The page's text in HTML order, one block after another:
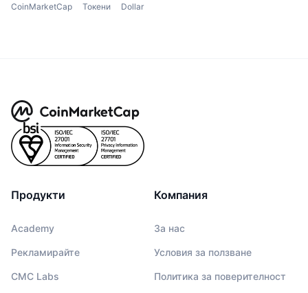
CoinMarketCap Токени Dollar
Продукти
Academy
Рекламирайте
CMC Labs
Компания
За нас
Условия за ползване
Политика за поверителност